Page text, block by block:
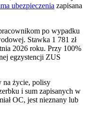
ubezpieczenia zapisana
po wypadku
Stawka 1 781 zł
2026 roku. Przy 100%
egzystencji ZUS
na życie, polisy
i sum zapisanych w
OC, jest nieznany lub